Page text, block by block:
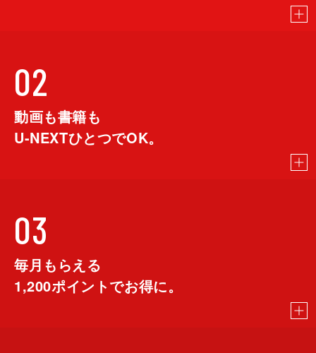
02
動画も書籍も
U-NEXTひとつでOK。
03
毎月もらえる
1,200ポイントでお得に。